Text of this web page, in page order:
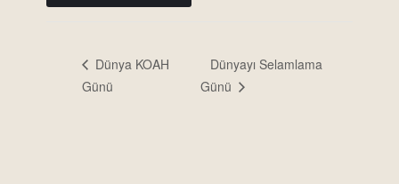
Dünya KOAH
Günü
Dünyayı Selamlama
Günü